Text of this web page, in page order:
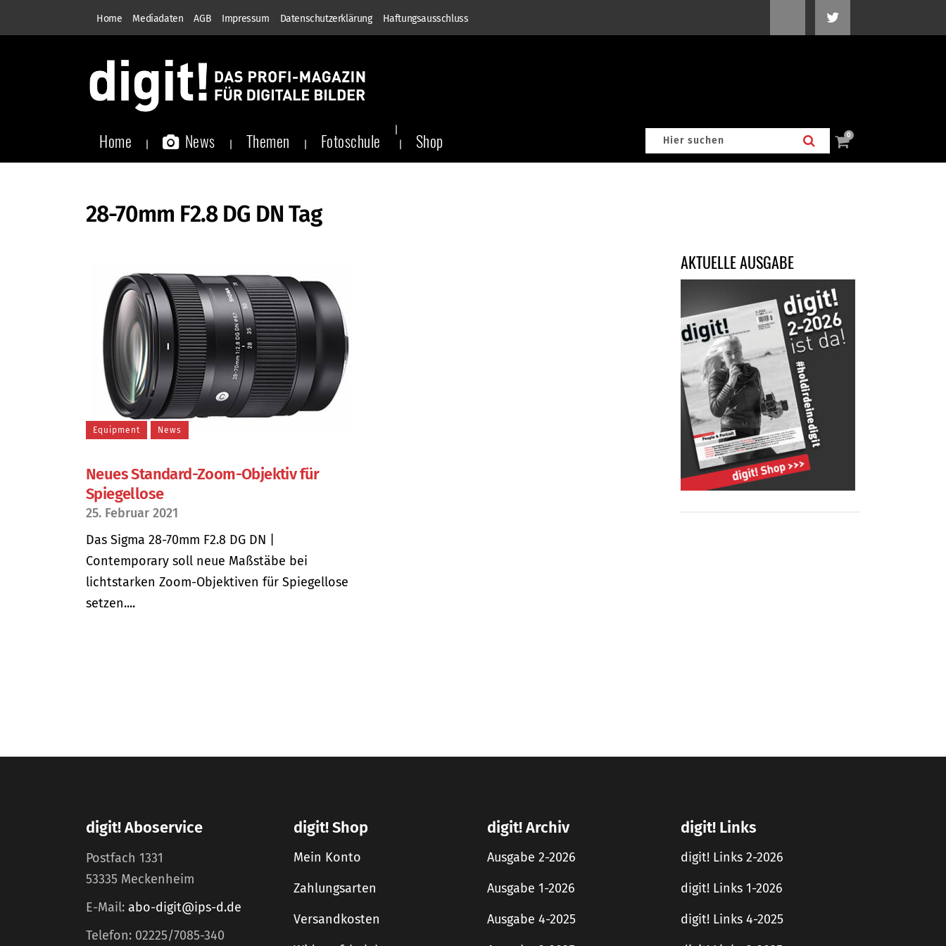
Home Mediadaten AGB Impressum Datenschutzerklärung Haftungsausschluss
Home News Themen Fotoschule Shop 0
28-70mm F2.8 DG DN Tag
Equipment News
Neues Standard-Zoom-Objektiv für
Spiegellose
25. Februar 2021
Das Sigma 28-70mm F2.8 DG DN |
Contemporary soll neue Maßstäbe bei
lichtstarken Zoom-Objektiven für Spiegellose
setzen....
AKTUELLE AUSGABE
digit! Aboservice
Postfach 1331
53335 Meckenheim
E-Mail: abo-digit@ips-d.de
Telefon: 02225/7085-340
digit! Shop
Mein Konto
Zahlungsarten
Versandkosten
digit! Archiv
Ausgabe 2-2026
Ausgabe 1-2026
Ausgabe 4-2025
digit! Links
digit! Links 2-2026
digit! Links 1-2026
digit! Links 4-2025